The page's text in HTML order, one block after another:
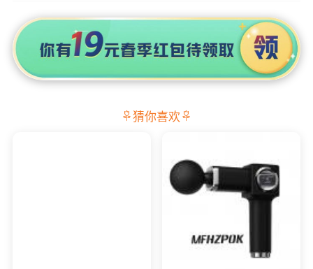
猜你喜欢